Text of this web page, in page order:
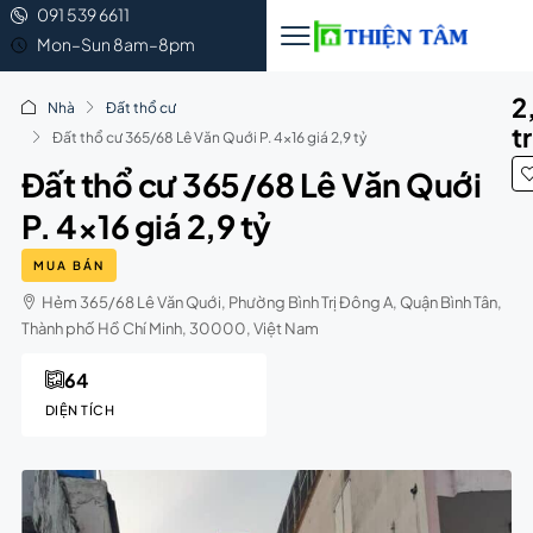
091 539 6611
Mon–Sun 8am–8pm
Nhà
Đất thổ cư
Đất thổ cư 365/68 Lê Văn Quới P. 4×16 giá 2,9 tỷ
Đất thổ cư 365/68 Lê Văn Quới
P. 4×16 giá 2,9 tỷ
MUA BÁN
Hẻm 365/68 Lê Văn Quới, Phường Bình Trị Đông A, Quận Bình Tân,
Thành phố Hồ Chí Minh, 30000, Việt Nam
DIỆN TÍCH
64